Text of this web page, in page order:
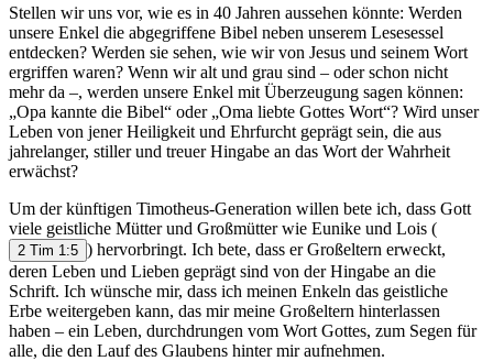
Stellen wir uns vor, wie es in 40 Jahren aussehen könnte: Werden
unsere Enkel die abgegriffene Bibel neben unserem Lesesessel
entdecken? Werden sie sehen, wie wir von Jesus und seinem Wort
ergriffen waren? Wenn wir alt und grau sind – oder schon nicht
mehr da –, werden unsere Enkel mit Überzeugung sagen können:
„Opa kannte die Bibel“ oder „Oma liebte Gottes Wort“? Wird unser
Leben von jener Heiligkeit und Ehrfurcht geprägt sein, die aus
jahrelanger, stiller und treuer Hingabe an das Wort der Wahrheit
erwächst?
Um der künftigen Timotheus-Generation willen bete ich, dass Gott
viele geistliche Mütter und Großmütter wie Eunike und Lois (
2 Tim 1:5 ) hervorbringt. Ich bete, dass er Großeltern erweckt,
deren Leben und Lieben geprägt sind von der Hingabe an die
Schrift. Ich wünsche mir, dass ich meinen Enkeln das geistliche
Erbe weitergeben kann, das mir meine Großeltern hinterlassen
haben – ein Leben, durchdrungen vom Wort Gottes, zum Segen für
alle, die den Lauf des Glaubens hinter mir aufnehmen.